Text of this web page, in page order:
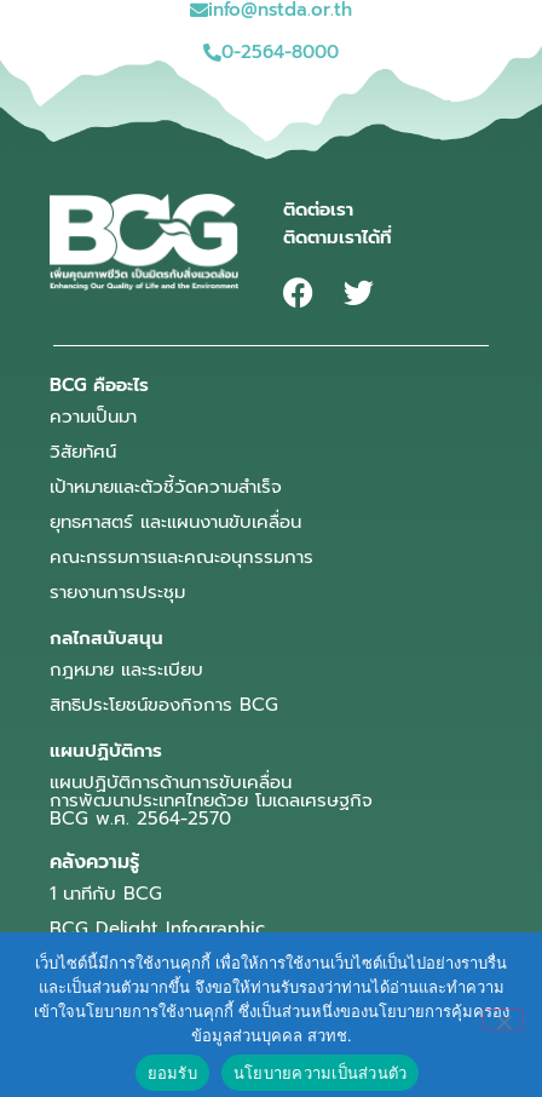
info@nstda.or.th
0-2564-8000
ติดต่อเรา
ติดตามเราได้ที่
BCG คืออะไร
ความเป็นมา
วิสัยทัศน์
เป้าหมายและตัวชี้วัดความสำเร็จ
ยุทธศาสตร์ และแผนงานขับเคลื่อน
คณะกรรมการและคณะอนุกรรมการ
รายงานการประชุม
กลไกสนับสนุน
กฎหมาย และระเบียบ
สิทธิประโยชน์ของกิจการ BCG
แผนปฏิบัติการ
แผนปฏิบัติการด้านการขับเคลื่อน
การพัฒนาประเทศไทยด้วย โมเดลเศรษฐกิจ
BCG พ.ศ. 2564-2570
คลังความรู้
1 นาทีกับ BCG
BCG Delight Infographic
สื่อประชาสัมพันธ์
e-Book Series
ตัวอย่างธุรกิจ BCG
ข่าวและบทความ
เว็บไซต์นี้มีการใช้งานคุกกี้ เพื่อให้การใช้งานเว็บไซต์เป็นไปอย่างราบรื่น
และเป็นส่วนตัวมากขึ้น จึงขอให้ท่านรับรองว่าท่านได้อ่านและทำความ
เข้าใจนโยบายการใช้งานคุกกี้ ซึ่งเป็นส่วนหนึ่งของนโยบายการคุ้มครอง
ข้อมูลส่วนบุคคล สวทช.
ยอมรับ
นโยบายความเป็นส่วนตัว